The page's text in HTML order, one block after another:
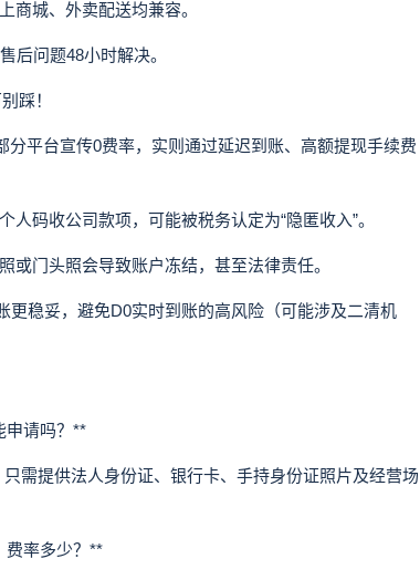
城、外卖配送均兼容。
问题48小时解决。
踩！
平台宣传0费率，实则通过延迟到账、高额提现手续费
码收公司款项，可能被税务认定为“隐匿收入”。
门头照会导致账户冻结，甚至法律责任。
稳妥，避免D0实时到账的高风险（可能涉及二清机
请吗？**
提供法人身份证、银行卡、手持身份证照片及经营场
率多少？**